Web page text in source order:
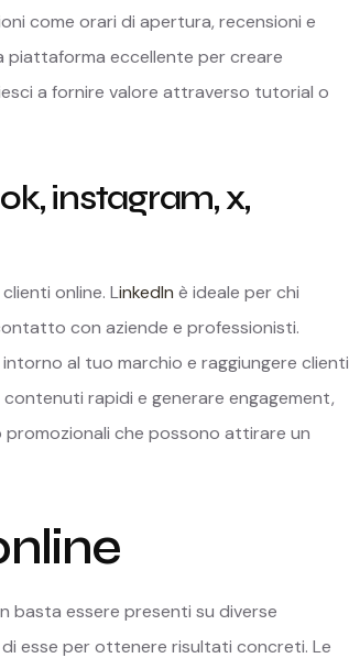
come orari di apertura, recensioni e
piattaforma eccellente per creare
a fornire valore attraverso tutorial o
instagram, x,
online. LinkedIn è ideale per chi
con aziende e professionisti.
al tuo marchio e raggiungere clienti
rapidi e generare engagement,
che possono attirare un
basta essere presenti su diverse
esse per ottenere risultati concreti. Le